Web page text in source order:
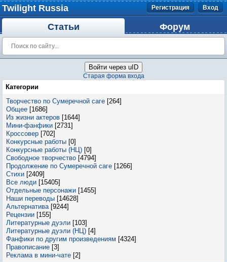
Twilight Russia Регистрация Вход
Статьи Форум
Войти через uID
Старая форма входа
Категории
Творчество по Сумеречной саге [264]
Общее [1686]
Из жизни актеров [1644]
Мини-фанфики [2731]
Кроссовер [702]
Конкурсные работы [0]
Конкурсные работы (НЦ) [0]
Свободное творчество [4794]
Продолжение по Сумеречной саге [1266]
Стихи [2409]
Все люди [15405]
Отдельные персонажи [1455]
Наши переводы [14628]
Альтернатива [9244]
Рецензии [155]
Литературные дуэли [103]
Литературные дуэли (НЦ) [4]
Фанфики по другим произведениям [4324]
Правописание [3]
Реклама в мини-чате [2]